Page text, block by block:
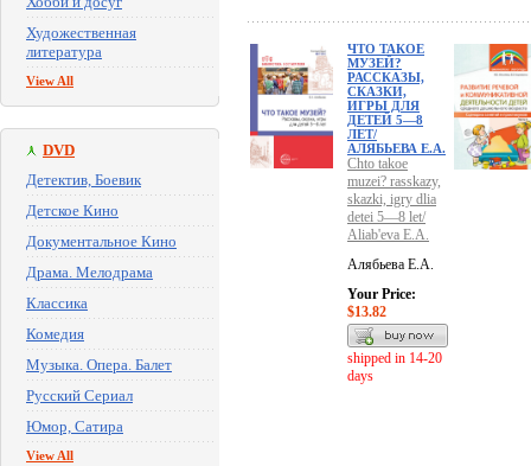
Художественная
литература
View All
DVD
Детектив, Боевик
Детское Кино
Документальное Кино
Драма. Мелодрама
Классика
Комедия
Музыка. Опера. Балет
Русский Сериал
Юмор, Сатира
View All
ЧТО ТАКОЕ
МУЗЕЙ?
РАССКАЗЫ,
СКАЗКИ,
ИГРЫ ДЛЯ
ДЕТЕЙ 5—8
ЛЕТ/
АЛЯБЬЕВА Е.А.
Chto takoe
muzei? rasskazy,
skazki, igry dlia
detei 5—8 let/
Aliab'eva E.A.
Алябьева Е.А.
Your Price:
$13.82
shipped in 14-20
days